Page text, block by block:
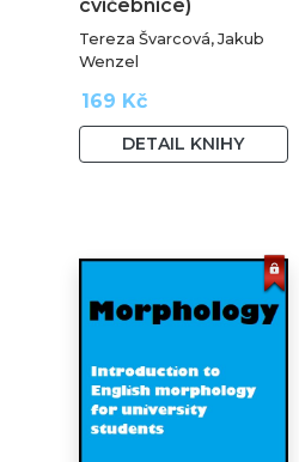
cvičebnice)
Tereza Švarcová, Jakub
Wenzel
169 Kč
DETAIL KNIHY